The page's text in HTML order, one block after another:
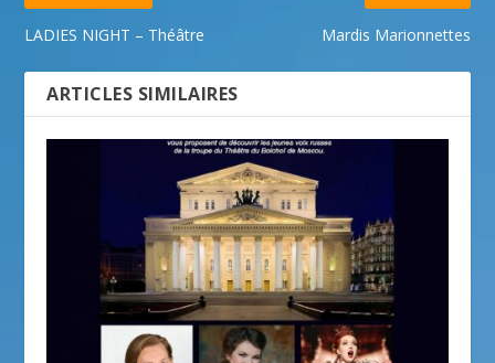
LADIES NIGHT – Théâtre Mardis Marionnettes
ARTICLES SIMILAIRES